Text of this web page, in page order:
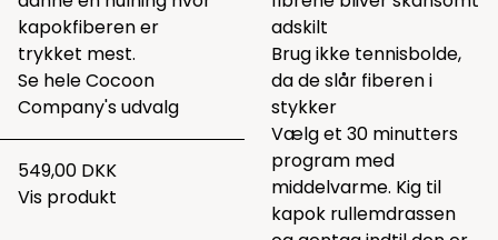
kapokfiberen er
trykket mest.
Se heleCocoon
Company's udvalg
549,00 DKK
Vis produkt
adskilt
Brug ikke tennisbolde,
da de slår fiberen i
stykker
Vælg et 30 minutters
program med
middelvarme. Kig til
kapok rullemdrassen